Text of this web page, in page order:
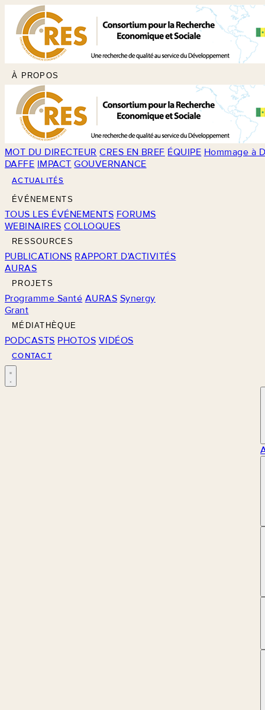
À PROPOS
MOT DU DIRECTEUR CRES EN BREF ÉQUIPE Hommage à
DAFFE IMPACT GOUVERNANCE
ACTUALITÉS
ÉVÉNEMENTS
TOUS LES ÉVÉNEMENTS FORUMS
WEBINAIRES COLLOQUES
RESSOURCES
PUBLICATIONS RAPPORT D'ACTIVITÉS
AURAS
PROJETS
Programme Santé AURAS Synergy
Grant
MÉDIATHÈQUE
PODCASTS PHOTOS VIDÉOS
CONTACT